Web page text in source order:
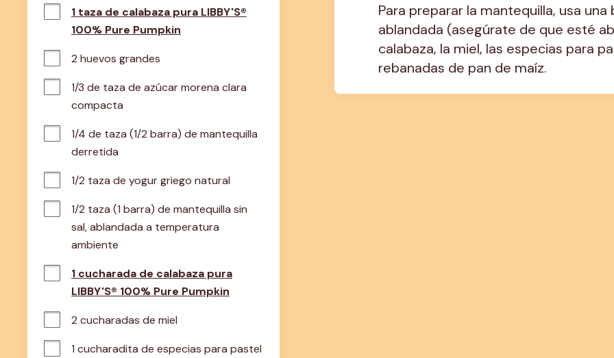
1 taza de calabaza pura LIBBY'S®
100% Pure Pumpkin
2 huevos grandes
1/3 de taza de azúcar morena clara
compacta
1/4 de taza (1/2 barra) de mantequilla
derretida
1/2 taza de yogur griego natural
1/2 taza (1 barra) de mantequilla sin
sal, ablandada a temperatura
ambiente
1 cucharada de calabaza pura
LIBBY'S® 100% Pure Pumpkin
2 cucharadas de miel
1 cucharadita de especias para pastel
Para preparar la mantequilla, usa
ablandada (asegúrate de que esté
calabaza, la miel, las especias para
rebanadas de pan de maíz.